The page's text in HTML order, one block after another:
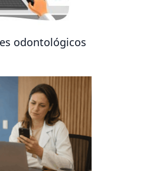
odontológicos